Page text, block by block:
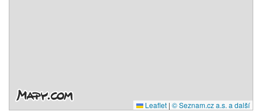
Leaflet | © Seznam.cz a.s. a další